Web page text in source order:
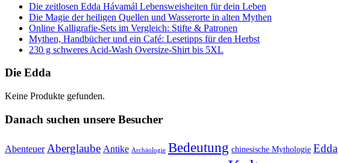
Die zeitlosen Edda Hávamál Lebensweisheiten für dein Leben
Die Magie der heiligen Quellen und Wasserorte in alten Mythen
Online Kalligrafie‑Sets im Vergleich: Stifte & Patronen
Mythen, Handbücher und ein Café: Lesetipps für den Herbst
230 g schweres Acid-Wash Oversize-Shirt bis 5XL
Die Edda
Keine Produkte gefunden.
Danach suchen unsere Besucher
Abenteuer Aberglaube Antike Archäologie Bedeutung chinesische Mythologie Edda